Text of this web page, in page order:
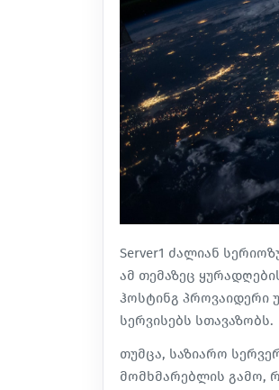
Server1 ძალიან
ამ თემაზეც
ჰოსტინგ პროვაიდერი
სერვისებს სთავაზობს.
თუმცა, საზიარო
მომხმარებლის გამო,